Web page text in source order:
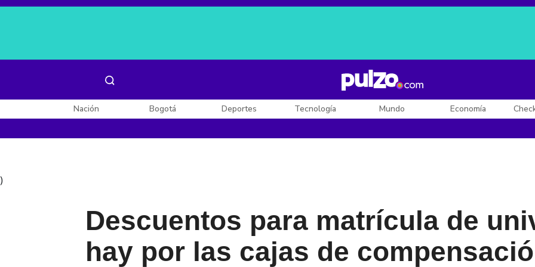
Posesión de De la Espriella
Nación Bogotá Deportes Tecnología Mundo Economía
)
Descuentos para matrícula de
hay por las cajas de